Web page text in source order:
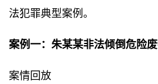
法犯罪典型案例。
案例一：朱某某非法倾倒危险
案情回放